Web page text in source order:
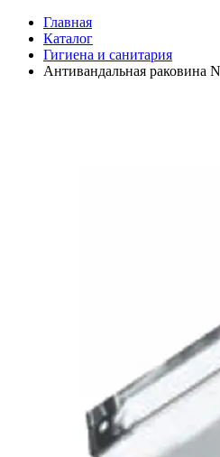
Главная
Каталог
Гигиена и санитария
Антивандальная раковина